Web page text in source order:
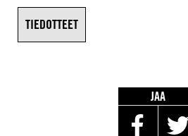
TIEDOTTEET
JAA